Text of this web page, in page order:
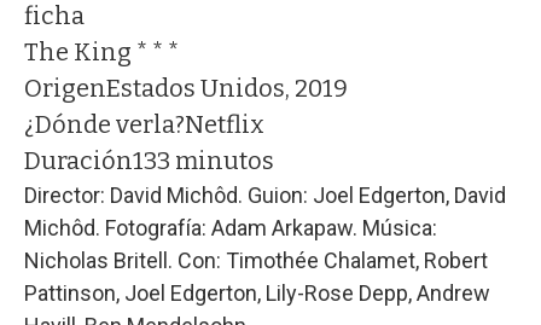
ficha
The King * * *
OrigenEstados Unidos, 2019
¿Dónde verla?Netflix
Duración133 minutos
Director: David Michôd. Guion: Joel Edgerton, David
Michôd. Fotografía: Adam Arkapaw. Música:
Nicholas Britell. Con: Timothée Chalamet, Robert
Pattinson, Joel Edgerton, Lily-Rose Depp, Andrew